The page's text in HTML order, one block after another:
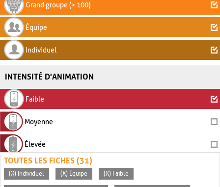
Grand groupe (> 100)
Équipe
Individuel
INTENSITÉ D'ANIMATION
Faible
Moyenne
Élevée
TOUTES LES FICHES (31)
(X) Individuel (X) Équipe (X) Faible